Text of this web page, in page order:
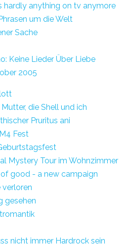
hardly anything on tv anymore
um die Welt
Sache
Keine Lieder Über Liebe
2005
die Shell und ich
Pruritus ani
Fest
Mystery Tour im Wohnzimmer
good - a new campaign
gesehen
nicht immer Hardrock sein